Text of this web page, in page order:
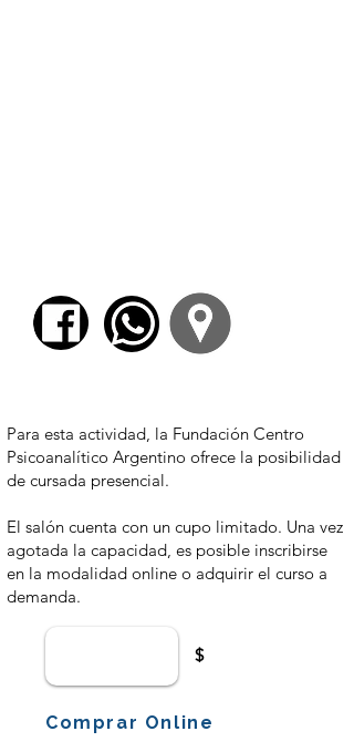
Para esta actividad, la Fundación Centro
Psicoanalítico Argentino ofrece la posibilidad
de cursada presencial.
El salón cuenta con un cupo limitado. Una vez
agotada la capacidad, es posible inscribirse
en la modalidad online o adquirir el curso a
demanda.
$
Comprar Online